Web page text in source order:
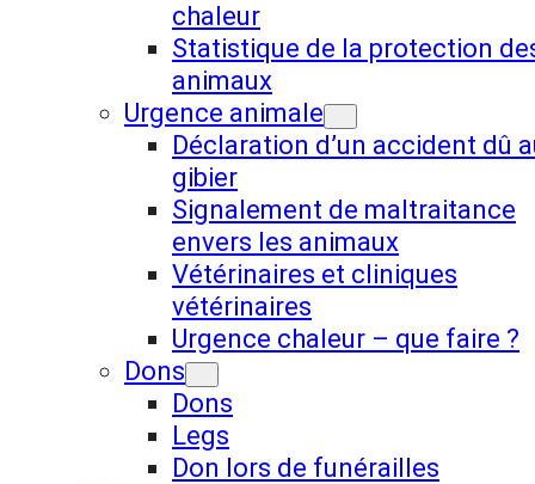
chaleur
Statistique de la protection
animaux
Urgence animale
Déclaration d’un accident dû
gibier
Signalement de maltraitance
envers les animaux
Vétérinaires et cliniques
vétérinaires
Urgence chaleur – que faire ?
Dons
Dons
Legs
Don lors de funérailles